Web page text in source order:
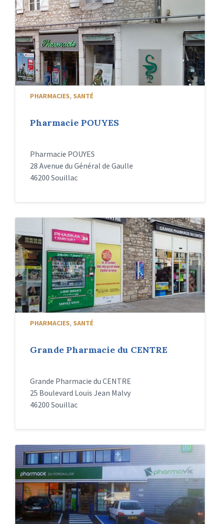
PHARMACIES, SANTÉ
Pharmacie POUYES
Pharmacie POUYES
28 Avenue du Général de Gaulle
46200 Souillac
PHARMACIES, SANTÉ
Grande Pharmacie du CENTRE
Grande Pharmacie du CENTRE
25 Boulevard Louis Jean Malvy
46200 Souillac